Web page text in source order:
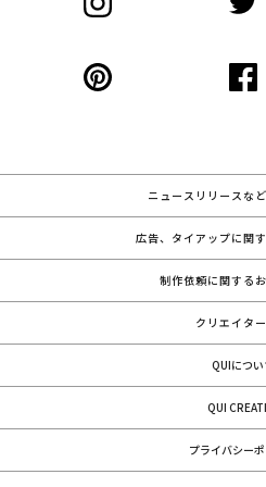
ニュースリリースな
広告、タイアップに関
制作依頼に関する
クリエイタ
QUIにつ
QUI
プライバシー